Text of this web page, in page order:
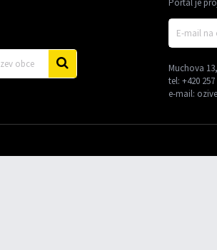
Portál je
Muchova
tel: +420
e-mail: